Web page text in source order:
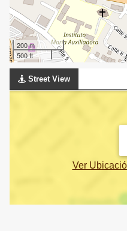
200 m
500 ft
Street View
Ver